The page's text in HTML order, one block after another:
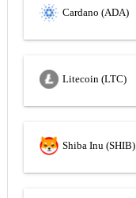
Cardano (ADA)
Litecoin (LTC)
Shiba Inu (SHIB)